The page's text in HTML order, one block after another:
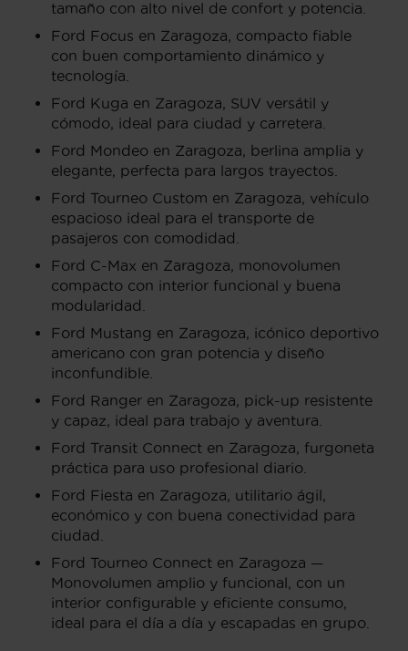
tamaño con alto nivel de confort y potencia.
Ford Focus en Zaragoza, compacto fiable
con buen comportamiento dinámico y
tecnología.
Ford Kuga en Zaragoza, SUV versátil y
cómodo, ideal para ciudad y carretera.
Ford Mondeo en Zaragoza, berlina amplia y
elegante, perfecta para largos trayectos.
Ford Tourneo Custom en Zaragoza, vehículo
espacioso ideal para el transporte de
pasajeros con comodidad.
Ford C-Max en Zaragoza, monovolumen
compacto con interior funcional y buena
modularidad.
Ford Mustang en Zaragoza, icónico deportivo
americano con gran potencia y diseño
inconfundible.
Ford Ranger en Zaragoza, pick-up resistente
y capaz, ideal para trabajo y aventura.
Ford Transit Connect en Zaragoza, furgoneta
práctica para uso profesional diario.
Ford Fiesta en Zaragoza, utilitario ágil,
económico y con buena conectividad para
ciudad.
Ford Tourneo Connect en Zaragoza —
Monovolumen amplio y funcional, con un
interior configurable y eficiente consumo,
ideal para el día a día y escapadas en grupo.